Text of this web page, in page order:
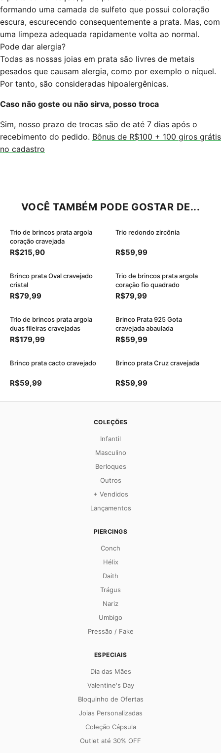
formando uma camada de sulfeto que possui coloração
escura, escurecendo consequentemente a prata. Mas, com
uma limpeza adequada rapidamente volta ao normal.
Pode dar alergia?
Todas as nossas joias em prata são livres de metais
pesados que causam alergia, como por exemplo o níquel.
Por tanto, são consideradas hipoalergênicas.
Caso não goste ou não sirva, posso troca
Sim, nosso prazo de trocas são de até 7 dias após o
recebimento do pedido. Bônus de R$100 + 100 giros grátis
no cadastro
VOCÊ TAMBÉM PODE GOSTAR DE...
Trio de brincos prata argola
coração cravejada
R$215,90
Trio redondo zircônia
R$59,99
Brinco prata Oval cravejado
cristal
R$79,99
Trio de brincos prata argola
coração fio quadrado
R$79,99
Trio de brincos prata argola
duas fileiras cravejadas
R$179,99
Brinco Prata 925 Gota
cravejada abaulada
R$59,99
Brinco prata cacto cravejado
R$59,99
Brinco prata Cruz cravejada
R$59,99
COLEÇÕES
Infantil
Masculino
Berloques
Outros
+ Vendidos
Lançamentos
PIERCINGS
Conch
Hélix
Daith
Trágus
Nariz
Umbigo
Pressão / Fake
ESPECIAIS
Dia das Mães
Valentine's Day
Bloquinho de Ofertas
Joias Personalizadas
Coleção Cápsula
Outlet até 30% OFF